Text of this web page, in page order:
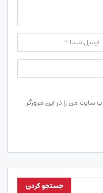
سایت من را در این مرورگر